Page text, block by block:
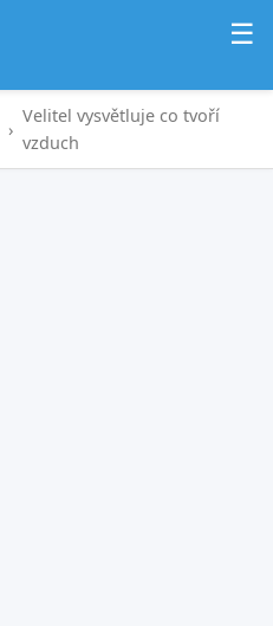
☰
›
Velitel vysvětluje co tvoří
vzduch